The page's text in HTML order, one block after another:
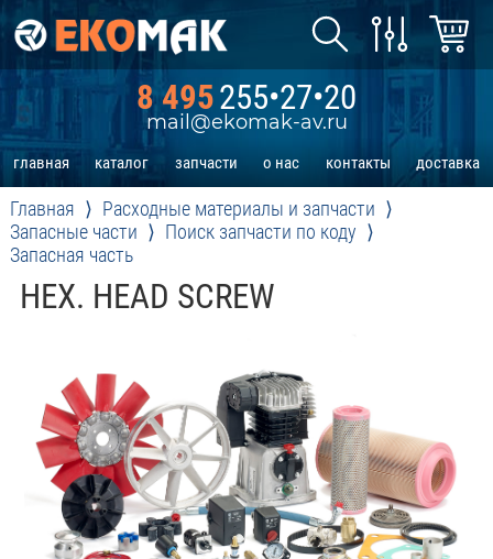
8 495255•27•20
mail@ekomak-av.ru
главная каталог запчасти о нас контакты доставка
Главная
Расходные материалы и запчасти
Запасные части
Поиск запчасти по коду
Запасная часть
HEX. HEAD SCREW